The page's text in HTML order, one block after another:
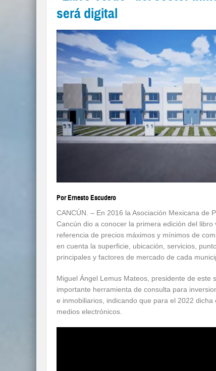
será digital
Por Ernesto Escudero
CANCÚN. – En 2016 la Asociación Mexicana de
Cancún dio a conocer la primera edición del
referencia de precios máximos y mínimos de
en cuenta la superficie, ubicación, servicios,
principales y factores de mercado de cada
Miguel Ángel Lemus Mateos, presidente de este
importante herramienta de consulta para
e inmobiliarios, indicando que para el 2022
medios electrónicos.